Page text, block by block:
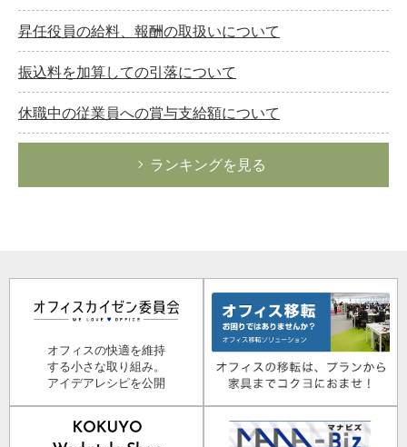
昇任役員の給料、報酬の取扱いについて
振込料を加算しての引落について
休職中の従業員への賞与支給額について
ランキングを見る
オフィスの快適を維持
する小さな取り組み。
アイデアレシピを公開